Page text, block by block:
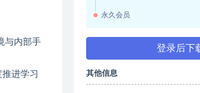
与内部手
进学习
永久会员
登录后下
其他信息